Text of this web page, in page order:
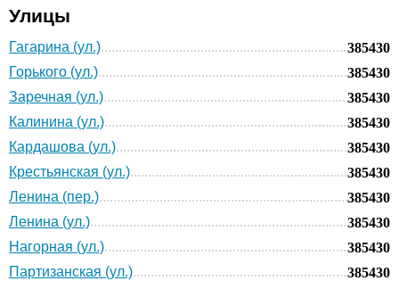
Улицы
Гагарина (ул.)
385430
Горького (ул.)
385430
Заречная (ул.)
385430
Калинина (ул.)
385430
Кардашова (ул.)
385430
Крестьянская (ул.)
385430
Ленина (пер.)
385430
Ленина (ул.)
385430
Нагорная (ул.)
385430
Партизанская (ул.)
385430